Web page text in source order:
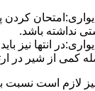
کردن
نداشته باشد.
انتها
از شیر در
لازم است